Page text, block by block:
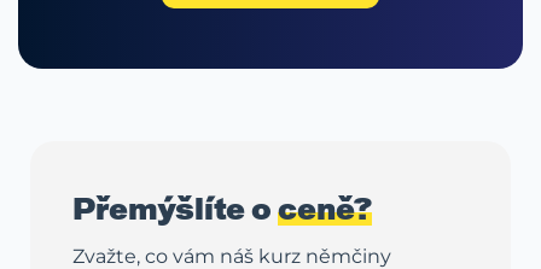
Přemýšlíte o ceně?
Zvažte, co vám náš kurz němčiny